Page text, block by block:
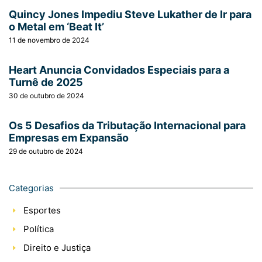
Quincy Jones Impediu Steve Lukather de Ir para
o Metal em ‘Beat It’
11 de novembro de 2024
Heart Anuncia Convidados Especiais para a
Turnê de 2025
30 de outubro de 2024
Os 5 Desafios da Tributação Internacional para
Empresas em Expansão
29 de outubro de 2024
Categorias
Esportes
Política
Direito e Justiça